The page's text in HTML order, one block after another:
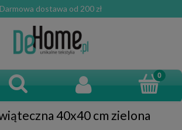
Darmowa dostawa od 200 zł
40x40 cm zielona